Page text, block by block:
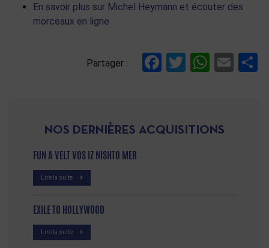
En savoir plus sur Michel Heymann et écouter des
morceaux en ligne
Partager : Facebook
Twitter
NOS DERNIÈRES ACQUISITIONS
FUN A VELT VOS IZ NISHTO MER
Lire la suite
EXILE TO HOLLYWOOD
Lire la suite